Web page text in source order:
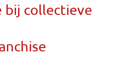
bij collectieve